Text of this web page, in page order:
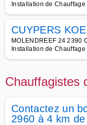
Installation de
CUYPERS
MOLENDREEF 24 2390
Installation de
Chauffagistes
Contactez un
2960 à 4 km